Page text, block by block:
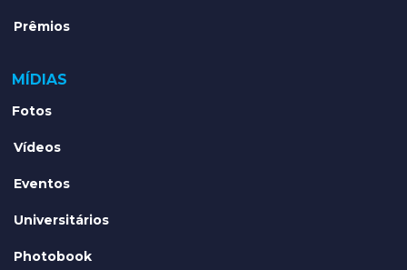
Prêmios
MÍDIAS
Fotos
Vídeos
Eventos
Universitários
Photobook